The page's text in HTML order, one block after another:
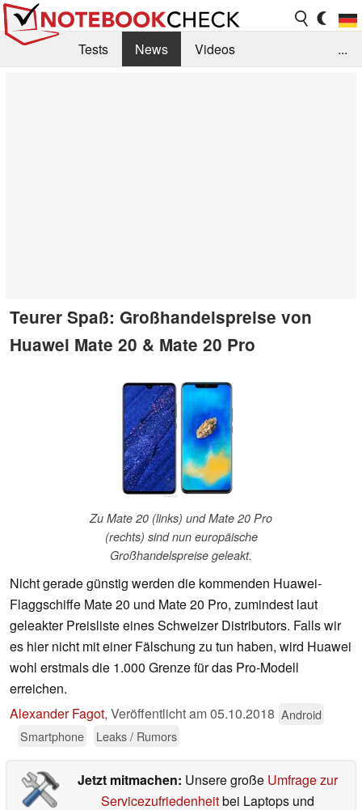
Tests News
Videos
...
Teurer Spaß: Großhandelspreise von
Huawei Mate 20 & Mate 20 Pro
Zu Mate 20 (links) und Mate 20 Pro
(rechts) sind nun europäische
Großhandelspreise geleakt.
Nicht gerade günstig werden die kommenden Huawei-
Flaggschiffe Mate 20 und Mate 20 Pro, zumindest laut
geleakter Preisliste eines Schweizer Distributors. Falls wir
es hier nicht mit einer Fälschung zu tun haben, wird Huawei
wohl erstmals die 1.000 Grenze für das Pro-Modell
erreichen.
Alexander Fagot, Veröffentlicht am05.10.2018 Android
Smartphone
Leaks / Rumors
Jetzt mitmachen: Unsere große Umfrage zur
Servicezufriedenheitbei Laptops und